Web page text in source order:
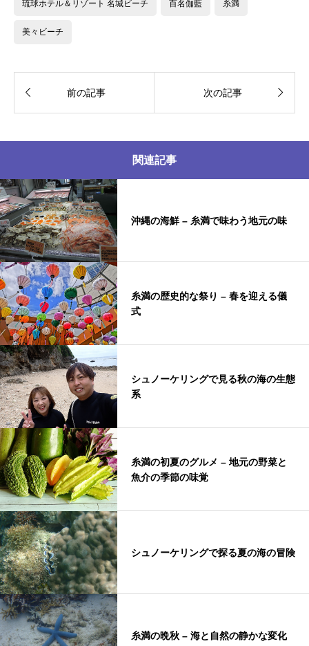
琉球ホテル＆リゾート 名城ビーチ 百名伽藍 糸満
美々ビーチ
 前の記事 次の記事 
関連記事
沖縄の海鮮 – 糸満で味わう地元の味
糸満の歴史的な祭り – 春を迎える儀
式
シュノーケリングで見る秋の海の生態
系
糸満の初夏のグルメ – 地元の野菜と
魚介の季節の味覚
シュノーケリングで探る夏の海の冒険
糸満の晩秋 – 海と自然の静かな変化